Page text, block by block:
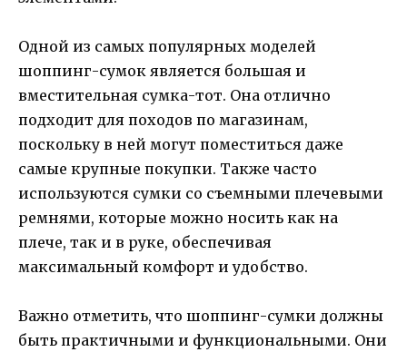
Одной из самых популярных моделей
шоппинг-сумок является большая и
вместительная сумка-тот. Она отлично
подходит для походов по магазинам,
поскольку в ней могут поместиться даже
самые крупные покупки. Также часто
используются сумки со съемными плечевыми
ремнями, которые можно носить как на
плече, так и в руке, обеспечивая
максимальный комфорт и удобство.
Важно отметить, что шоппинг-сумки должны
быть практичными и функциональными. Они